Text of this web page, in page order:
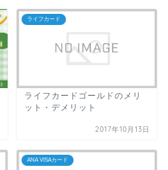
ライフカード
ライフカードゴールドのメリ
ット・デメリット
2017年10月13日
ANA VISAカード